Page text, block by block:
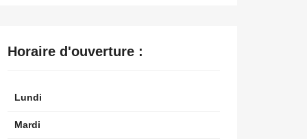
Horaire d'ouverture :
Lundi
Mardi